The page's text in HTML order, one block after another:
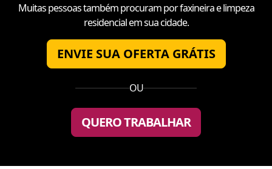
Muitas pessoas também procuram por faxineira e limpeza
residencial em sua cidade.
ENVIE SUA OFERTA GRÁTIS
OU
QUERO TRABALHAR